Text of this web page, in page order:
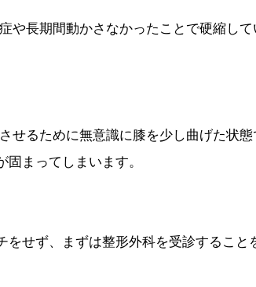
や長期間動かさなかったことで硬縮し
せるために無意識に膝を少し曲げた状態
まってしまいます。
せず、まずは整形外科を受診すること